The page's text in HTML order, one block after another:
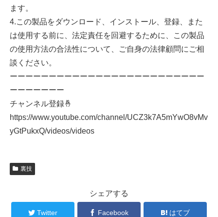
ます。
4.この製品をダウンロード、インストール、登録、また
は使用する前に、法定責任を回避するために、この製品
の使用方法の合法性について、ご自身の法律顧問にご相
談ください。
ーーーーーーーーーーーーーーーーーーーーーーーーー
ーーーーーーー
チャンネル登録🤞
https://www.youtube.com/channel/UCZ3k7A5mYwO8vMv
yGtPukxQ/videos/videos
裏技
シェアする
Twitter Facebook はてブ